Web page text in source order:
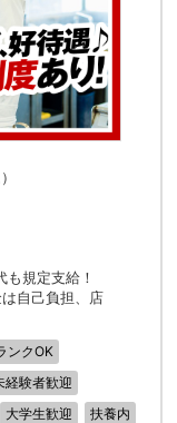
規定支給！
自己負担、店
ンクOK
経験者歓迎
大学生歓迎
扶養内